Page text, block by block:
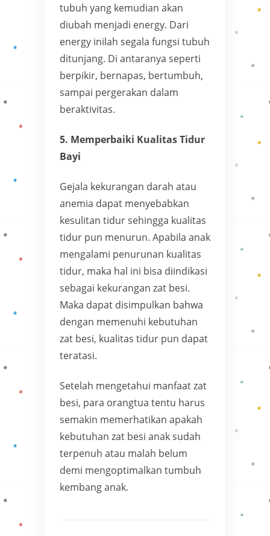
tubuh yang kemudian akan
diubah menjadi energy. Dari
energy inilah segala fungsi tubuh
ditunjang. Di antaranya seperti
berpikir, bernapas, bertumbuh,
sampai pergerakan dalam
beraktivitas.
5. Memperbaiki Kualitas Tidur
Bayi
Gejala kekurangan darah atau
anemia dapat menyebabkan
kesulitan tidur sehingga kualitas
tidur pun menurun. Apabila anak
mengalami penurunan kualitas
tidur, maka hal ini bisa diindikasi
sebagai kekurangan zat besi.
Maka dapat disimpulkan bahwa
dengan memenuhi kebutuhan
zat besi, kualitas tidur pun dapat
teratasi.
Setelah mengetahui manfaat zat
besi, para orangtua tentu harus
semakin memerhatikan apakah
kebutuhan zat besi anak sudah
terpenuh atau malah belum
demi mengoptimalkan tumbuh
kembang anak.